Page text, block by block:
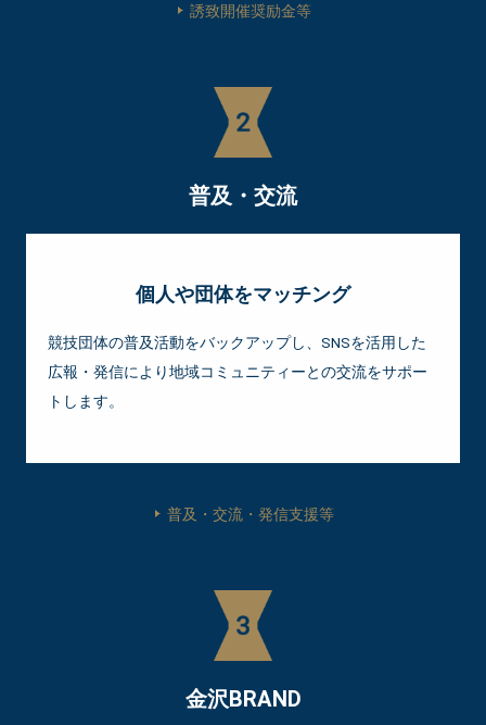
誘致開催奨励金等
普及・交流
個人や団体をマッチング
競技団体の普及活動をバックアップし、SNSを活用した
広報・発信により地域コミュニティーとの交流をサポー
トします。
普及・交流・発信支援等
金沢BRAND